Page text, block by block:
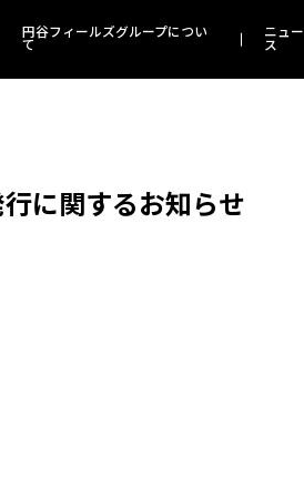
円谷フィールズグループについ
て
ニュー
ス
に関するお知らせ